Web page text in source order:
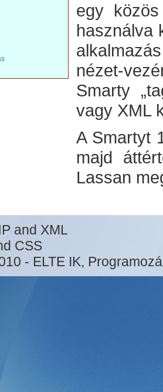
egy
használva
nézet-
Smarty
vagy XML
A Smartyt
majd
Lassan
and XML
CSS
- ELTE IK,